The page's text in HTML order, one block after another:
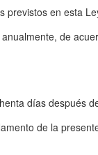
previstos en esta
de
días después
de la